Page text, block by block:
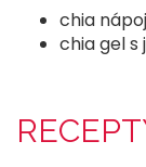
chia
chia gel